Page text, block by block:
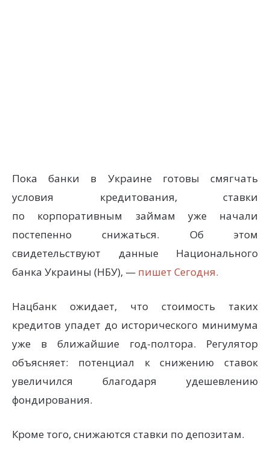
Пока банки в Украине готовы смягчать
условия кредитования, ставки
по корпоративным займам уже начали
постепенно снижаться. Об этом
свидетельствуют данные Национального
банка Украины (НБУ), — пишет Сегодня.
Нацбанк ожидает, что стоимость таких
кредитов упадет до исторического минимума
уже в ближайшие год-полтора. Регулятор
объясняет: потенциал к снижению ставок
увеличился благодаря удешевлению
фондирования.
Кроме того, снижаются ставки по депозитам.